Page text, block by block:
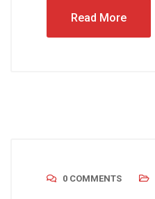
Read More
0 COMMENTS